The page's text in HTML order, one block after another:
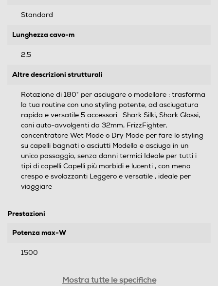
Standard
Lunghezza cavo-m
2,5
Altre descrizioni strutturali
Rotazione di 180° per asciugare o modellare : trasforma
la tua routine con uno styling potente, ad asciugatura
rapida e versatile 5 accessori : Shark Silki, Shark Glossi,
coni auto-avvolgenti da 32mm, FrizzFighter,
concentratore Wet Mode o Dry Mode per fare lo styling
su capelli bagnati o asciutti Modella e asciuga in un
unico passaggio, senza danni termici Ideale per tutti i
tipi di capelli Capelli più morbidi e lucenti , con meno
crespo e svolazzanti Leggero e versatile , ideale per
viaggiare
Prestazioni
Potenza max-W
1500
Mostra tutte le specifiche